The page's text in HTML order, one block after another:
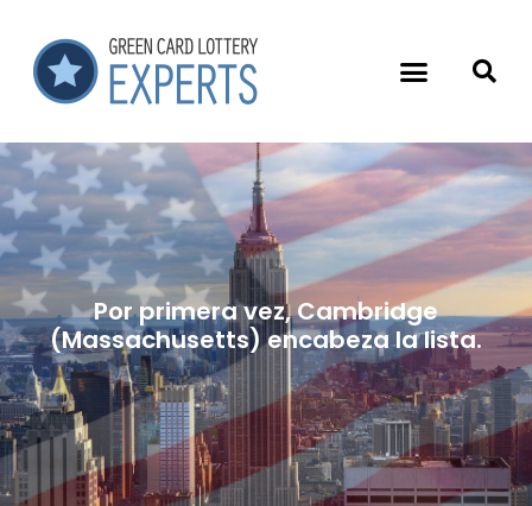
Por primera vez, Cambridge
(Massachusetts) encabeza la lista.